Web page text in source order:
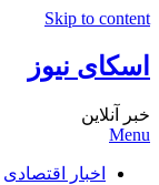
Skip to content
اسکای نیوز
خبر آنلاین
Menu
اخبار اقتصادی